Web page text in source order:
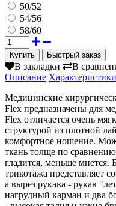
50/52
54/56
58/60
Быстрый заказ
В закладки
В
Описание Характеристики
Медицинские
Flex предназначены для
Flex отличается очень
структурой из плотной
комфортное ношение.
ткань толще по
гладится, меньше мнется.
трикотажа представляет
а вырез рукава - рукав
нагрудный карман и два